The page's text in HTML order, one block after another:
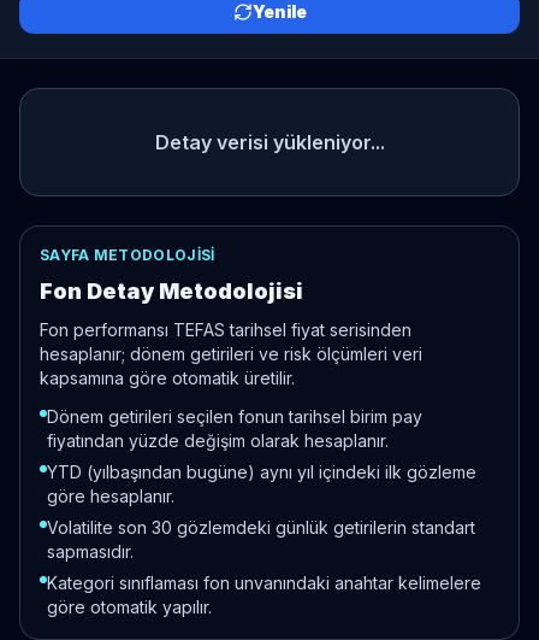
Yenile
Detay verisi yükleniyor...
SAYFA METODOLOJISI
Fon Detay Metodolojisi
Fon performansı TEFAS tarihsel fiyat serisinden
hesaplanır; dönem getirileri ve risk ölçümleri veri
kapsamına göre otomatik üretilir.
Dönem getirileri seçilen fonun tarihsel birim pay
fiyatından yüzde değişim olarak hesaplanır.
YTD (yılbaşından bugüne) aynı yıl içindeki ilk gözleme
göre hesaplanır.
Volatilite son 30 gözlemdeki günlük getirilerin standart
sapmasıdır.
Kategori sınıflaması fon unvanındaki anahtar kelimelere
göre otomatik yapılır.